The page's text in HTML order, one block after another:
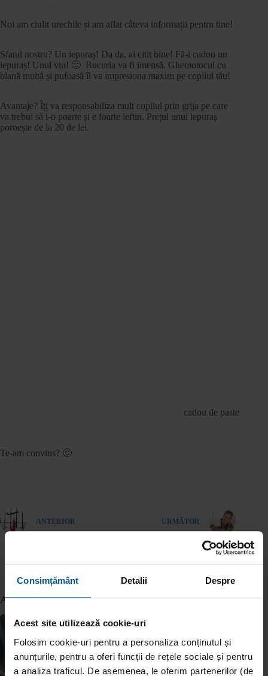
Consimțământ Detalii Despre
Acest site utilizează cookie-uri
Folosim cookie-uri pentru a personaliza conținutul și
anunțurile, pentru a oferi funcții de rețele sociale și pentru
a analiza traficul. De asemenea, le oferim partenerilor (de
Noi am ciulit urechile și am aflat câteva informații pentru tine!
Sfatul nostru? Un iepuraș! Da da, ai citit bine! Fă-i cadou un
iepuraș! Unul viu! 🙂 Bucuria va fi imensă. Ghemotocul cu
blană multă și pufoasă îl va impresiona maxim pe copilul tău!
Avantaje? Îți va responsabiliza mult copilul prin grija pe care
va trebui să i-o poarte și e foarte ieftin. Prețul unui iepuraș
pornește de la 20 de lei.
cadou de paste
Te-am convins? 🙂
ANTERIOR URMĂTOR
Articole similare